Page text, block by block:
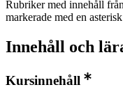
Rubriker med innehåll
markerade med en asterisk
Innehåll och
Kursinnehåll